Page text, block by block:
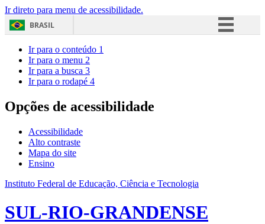
Ir direto para menu de acessibilidade.
BRASIL
Acesso à informação
Ir para o conteúdo 1
Ir para o menu 2
Ir para a busca 3
Ir para o rodapé 4
Opções de acessibilidade
Acessibilidade
Alto contraste
Mapa do site
Ensino
Instituto Federal de Educação, Ciência e Tecnologia
SUL-RIO-GRANDENSE